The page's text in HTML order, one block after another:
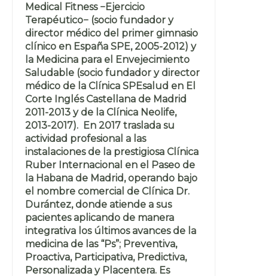
Medical Fitness −Ejercicio
Terapéutico− (socio fundador y
director médico del primer gimnasio
clínico en España SPE, 2005-2012) y
la Medicina para el Envejecimiento
Saludable (socio fundador y director
médico de la Clínica SPEsalud en El
Corte Inglés Castellana de Madrid
2011-2013 y de la Clínica Neolife,
2013-2017). En 2017 traslada su
actividad profesional a las
instalaciones de la prestigiosa Clínica
Ruber Internacional en el Paseo de
la Habana de Madrid, operando bajo
el nombre comercial de Clínica Dr.
Durántez, donde atiende a sus
pacientes aplicando de manera
integrativa los últimos avances de la
medicina de las “Ps”; Preventiva,
Proactiva, Participativa, Predictiva,
Personalizada y Placentera. Es